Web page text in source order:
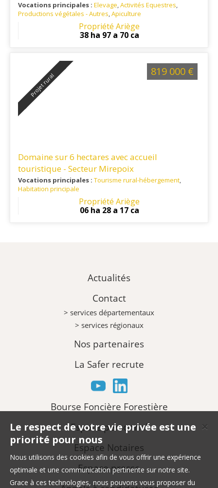
Vocations principales : Elevage,Activités Equestres,
Productions végétales - Autres,Apiculture
: Pays d'Olmes
Propriété Ariège
38 ha 97 a 70 ca
Projet rural
Domaine sur 6 hectares avec accueil
touristique - Secteur Mirepoix
Vocations principales : Tourisme rural-hébergement,
Habitation principale
: Sur l'axe Pamiers/Carcassonne, A 10
minutes des commerces, écoles A 1h de Carcassonne
Propriété Ariège
06 ha 28 a 17 ca
819 000 €
Actualités
Contact
> services départementaux
> services régionaux
Nos partenaires
La Safer recrute
Bourse Foncière Forestière
Espace personnel
Espace Notaires
Espace presse
✕
Le respect de votre vie privée est une
priorité pour nous
Nous utilisons des cookies afin de vous offrir une expérience
optimale et une communication pertinente sur notre site.
Grace à ces technologies, nous pouvons vous proposer du